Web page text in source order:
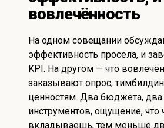
вовлечённость
На одном совещании
эффективность просела, и
KPI. На другом — что
заказывают опрос,
ценностям. Два бюджета, два
инструментов, ощущение,
вкладываешь, тем меньше